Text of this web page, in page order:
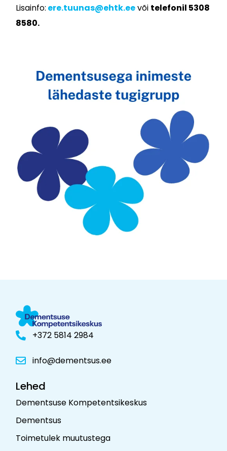
Lisainfo: ere.tuunas@ehtk.eevõi telefonil 5308
8580.
+372 5814 2984
info@dementsus.ee
Lehed
Dementsuse Kompetentsikeskus
Dementsus
Toimetulek muutustega